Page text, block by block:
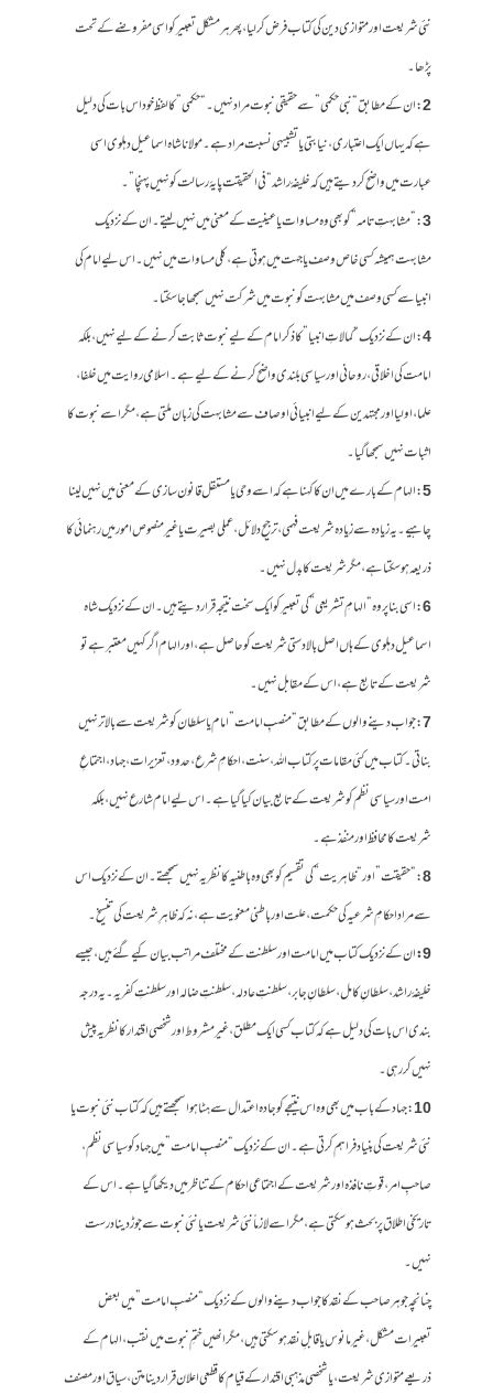
نئی شریعت اور متوازی دین کی کتاب فرض کر لیا، پھر ہر مشکل تعبیر کو اسی مفروضے کے تحت
پڑھا۔
2: ان کے مطابق “نبی حکمی” سے حقیقی نبوت مراد نہیں۔ “حکمی” کا لفظ خود اس بات کی دلیل
ہے کہ یہاں ایک اعتباری، نیابتی یا تشبیہی نسبت مراد ہے۔ مولانا شاہ اسماعیل دہلوی اسی
عبارت میں واضح کر دیتے ہیں کہ خلیفۂ راشد “فی الحقیقت پایۂ رسالت کو نہیں پہنچا”۔
3: “مشابہتِ تامہ” کو بھی وہ مساوات یا عینیت کے معنی میں نہیں لیتے۔ ان کے نزدیک
مشابہت ہمیشہ کسی خاص وصف یا جہت میں ہوتی ہے، کلی مساوات میں نہیں۔ اس لیے امام کی
انبیا سے کسی وصف میں مشابہت کو نبوت میں شرکت نہیں سمجھا جا سکتا۔
4: ان کے نزدیک “کمالاتِ انبیا” کا ذکر امام کے لیے نبوت ثابت کرنے کے لیے نہیں، بلکہ
امامت کی اخلاقی، روحانی اور سیاسی بلندی واضح کرنے کے لیے ہے۔ اسلامی روایت میں خلفا،
علما، اولیا اور مجتہدین کے لیے انبیائی اوصاف سے مشابہت کی زبان ملتی ہے، مگر اسے نبوت کا
اثبات نہیں سمجھا گیا۔
5: الہام کے بارے میں ان کا کہنا ہے کہ اسے وحی یا مستقل قانون سازی کے معنی میں نہیں لینا
چاہیے۔ یہ زیادہ سے زیادہ شریعت فہمی، ترجیحِ دلائل، عملی بصیرت یا غیر منصوص امور میں رہنمائی کا
ذریعہ ہو سکتا ہے، مگر شریعت کا بدل نہیں۔
6: اسی بنا پر وہ “الہامِ تشریعی” کی تعبیر کو ایک سخت نتیجہ قرار دیتے ہیں۔ ان کے نزدیک شاہ
اسماعیل دہلوی کے ہاں اصل بالادستی شریعت کو حاصل ہے، اور الہام اگر کہیں معتبر ہے تو
شریعت کے تابع ہے، اس کے مقابل نہیں۔
7: جواب دینے والوں کے مطابق “منصبِ امامت” امام یا سلطان کو شریعت سے بالاتر نہیں
بناتی۔ کتاب میں کئی مقامات پر کتاب اللہ، سنت، احکامِ شرع، حدود، تعزیرات، جہاد، اجتماعِ
امت اور سیاسی نظم کو شریعت کے تابع بیان کیا گیا ہے۔ اس لیے امام شارع نہیں، بلکہ
شریعت کا محافظ اور منفذ ہے۔
8: “حقیقت” اور “ظاہریت” کی تقسیم کو بھی وہ باطنیہ کا نظریہ نہیں سمجھتے۔ ان کے نزدیک اس
سے مراد احکامِ شرعیہ کی حکمت، علت اور باطنی معنویت ہے، نہ کہ ظاہرِ شریعت کی تنسیخ۔
9: ان کے نزدیک کتاب میں امامت اور سلطنت کے مختلف مراتب بیان کیے گئے ہیں، جیسے
خلیفۂ راشد، سلطانِ کامل، سلطانِ جابر، سلطنتِ عادلہ، سلطنتِ ضالہ اور سلطنتِ کفریہ۔ یہ درجہ
بندی اس بات کی دلیل ہے کہ کتاب کسی ایک مطلق، غیر مشروط اور شخصی اقتدار کا نظریہ پیش
نہیں کر رہی۔
10: جہاد کے باب میں بھی وہ اس نتیجے کو جادہ اعتدال سے ہٹا ہوا سمجھتے ہیں کہ کتاب نئی نبوت یا
نئی شریعت کی بنیاد فراہم کرتی ہے۔ ان کے نزدیک “منصبِ امامت” میں جہاد کو سیاسی نظم،
صاحبِ امر، قوتِ نافذہ اور شریعت کے اجتماعی احکام کے تناظر میں دیکھا گیا ہے۔ اس کے
تاریخی اطلاق پر بحث ہو سکتی ہے، مگر اسے لازماً نئی شریعت یا نئی نبوت سے جوڑ دینا درست
نہیں۔
چنانچہ جوہر صاحب کے نقد کا جواب دینے والوں کے نزدیک “منصبِ امامت” میں بعض
تعبیرات مشکل، غیر مانوس یا قابلِ نقد ہو سکتی ہیں، مگر انھیں ختمِ نبوت میں نقب، الہام کے
ذریعے متوازی شریعت، یا شخصی مذہبی اقتدار کے قیام کا قطعی اعلان قرار دینا متن، سیاق اور مصنف